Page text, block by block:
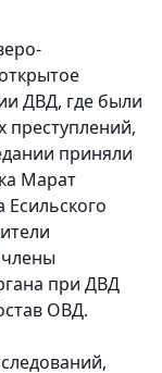
ДВД, где были
приняли
Марат
Есильского
при ДВД
ОВД.